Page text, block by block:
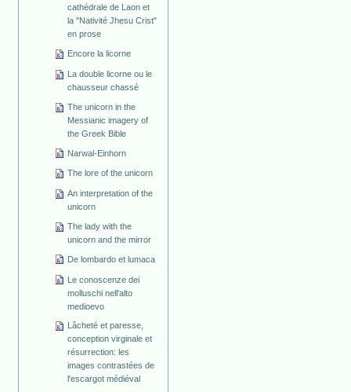
cathédrale de Laon et
la "Nativité Jhesu Crist"
en prose
Encore la licorne
La double licorne ou le
chausseur chassé
The unicorn in the
Messianic imagery of
the Greek Bible
Narwal-Einhorn
The lore of the unicorn
An interpretation of the
unicorn
The lady with the
unicorn and the mirror
De lombardo et lumaca
Le conoscenze dei
molluschi nell'alto
medioevo
Lâcheté et paresse,
conception virginale et
résurrection: les
images contrastées de
l'escargot médiéval